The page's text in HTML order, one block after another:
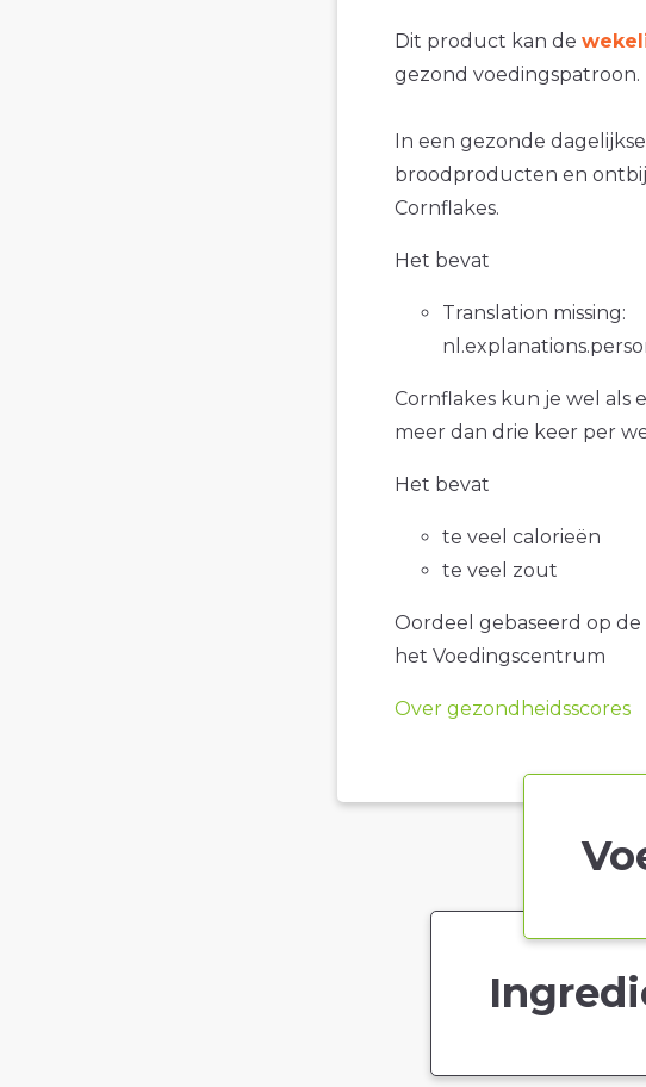
Dit product kan de
gezond voedingspatroon.
In een gezonde
broodproducten en
Cornflakes.
Het bevat
Translation missing:
Cornflakes kun je wel als
meer dan drie keer per
Het bevat
te veel calorieën
te veel zout
Oordeel gebaseerd op
het Voedingscentrum
Over gezondheidsscores